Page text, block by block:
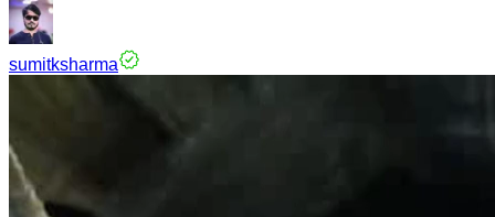
sumitksharma